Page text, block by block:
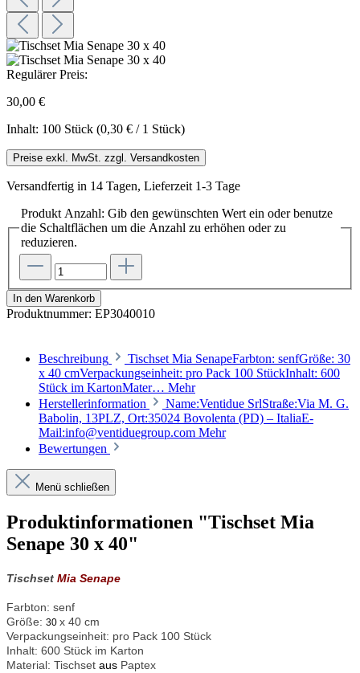
Regulärer Preis:
30,00 €
Inhalt: 100 Stück (0,30 € / 1 Stück)
Preise exkl. MwSt. zzgl. Versandkosten
Versandfertig in 14 Tagen, Lieferzeit 1-3 Tage
Produkt Anzahl: Gib den gewünschten Wert ein oder benutze
die Schaltflächen um die Anzahl zu erhöhen oder zu
reduzieren.
In den Warenkorb
Produktnummer: EP3040010
Beschreibung
Tischset Mia SenapeFarbton: senfGröße: 30
x 40 cmVerpackungseinheit: pro Pack 100 StückInhalt: 600
Stück im KartonMater… Mehr
Herstellerinformation
Name:Ventidue SrlStraße:Via M. G.
Babolin, 13PLZ, Ort:35024 Bovolenta (PD) – ItaliaE-
Mail:info@ventiduegroup.com Mehr
Bewertungen
Menü schließen
Produktinformationen "Tischset Mia
Senape 30 x 40"
Tischset Mia Senape
Farbton: senf
Größe: 30 x 40 cm
Verpackungseinheit: pro Pack 100 Stück
Inhalt: 600 Stück im Karton
Material: Tischset aus Paptex